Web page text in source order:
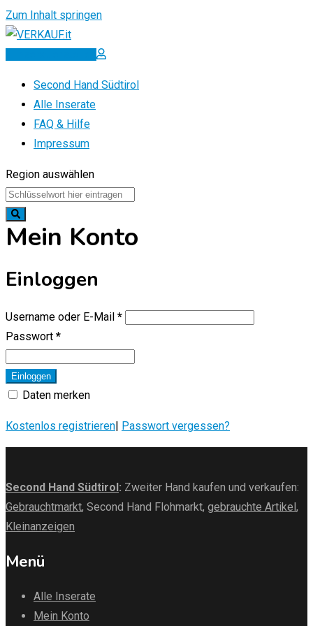
Zum Inhalt springen
Inserat erstellen
Second Hand Südtirol
Alle Inserate
FAQ & Hilfe
Impressum
Region auswählen
Mein Konto
Einloggen
Username oder E-Mail *
Passwort *
Einloggen
Daten merken
Kostenlos registrieren Passwort vergessen?
Second Hand Südtirol : Zweiter Hand kaufen und verkaufen:
Gebrauchtmarkt, Second Hand Flohmarkt, gebrauchte Artikel ,
Kleinanzeigen
Menü
Alle Inserate
Mein Konto